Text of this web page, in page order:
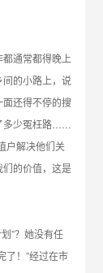
通常都得晚上
的小路上，说
还得不停的搜
多少冤枉路……
户解决他们关
的价值，这是
”？她没有任
了！”经过在市